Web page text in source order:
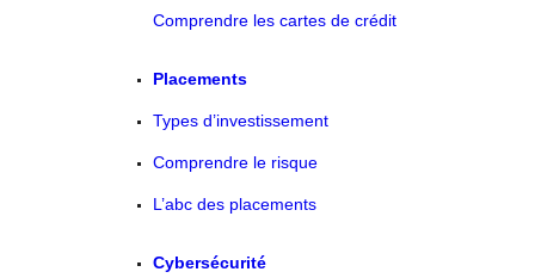
Comprendre les cartes de crédit
Placements
Types d’investissement
Comprendre le risque
L’abc des placements
Cybersécurité